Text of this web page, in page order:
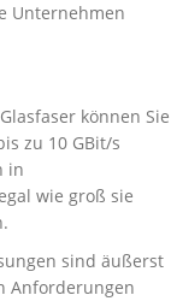
Unternehmen
können Sie
zu 10 GBit/s
in
wie groß sie
sind äußerst
Anforderungen